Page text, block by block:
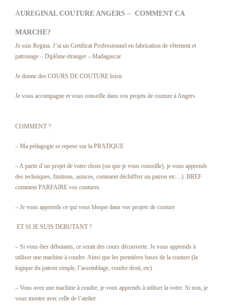
AUREGINAL COUTURE ANGERS – COMMENT CA
MARCHE?
Je suis Regina. J’ai un Certificat Professionnel en fabrication de vêtement et
patronage – Diplôme étranger – Madagascar
Je donne des COURS DE COUTURE loisir.
Je vous accompagne et vous conseille dans vos projets de couture à Angers
COMMENT ?
– Ma pédagogie se repose sur la PRATIQUE
– A partir d’un projet de votre choix (ou que je vous conseille), je vous apprends
des techniques, finitions, astuces, comment déchiffrer un patron etc…). BREF
comment PARFAIRE vos coutures.
– Je vous apprends ce qui vous bloque dans vos projets de couture
ET SI JE SUIS DEBUTANT ?
– Si vous êtes débutants, ce serait des cours découverte. Je vous apprends à
utiliser une machine à coudre. Ainsi que les premières bases de la couture (la
logique du patron simple, l’assemblage, coudre droit, etc)
– Vous avez une machine à coudre, je vous apprends à utiliser la votre. Si non, je
vous montre avec celle de l’atelier.